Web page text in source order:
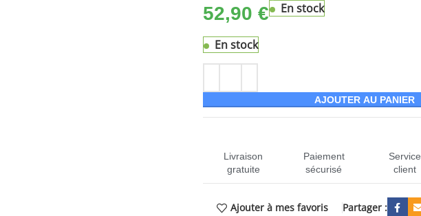
52,90€ En stock
En stock
AJOUTER AU PANIER
Livraison
gratuite
Paiement
sécurisé
Service
client
Ajouter à mes favoris
Partager :